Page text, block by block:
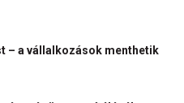
– a vállalkozások menthetik